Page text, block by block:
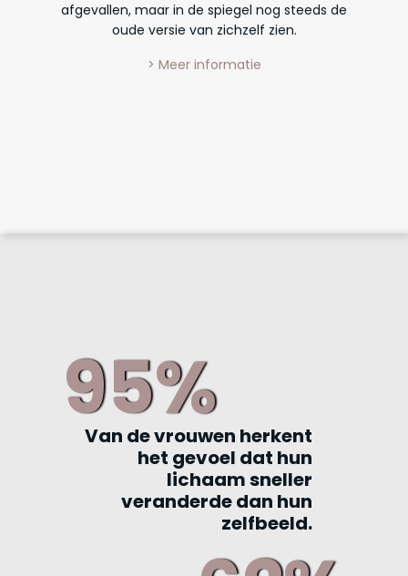
afgevallen, maar in de spiegel nog steeds de
oude versie van zichzelf zien.
> Meer informatie
Van de vrouwen herkent
het gevoel dat hun
lichaam sneller
veranderde dan hun
zelfbeeld.
95%